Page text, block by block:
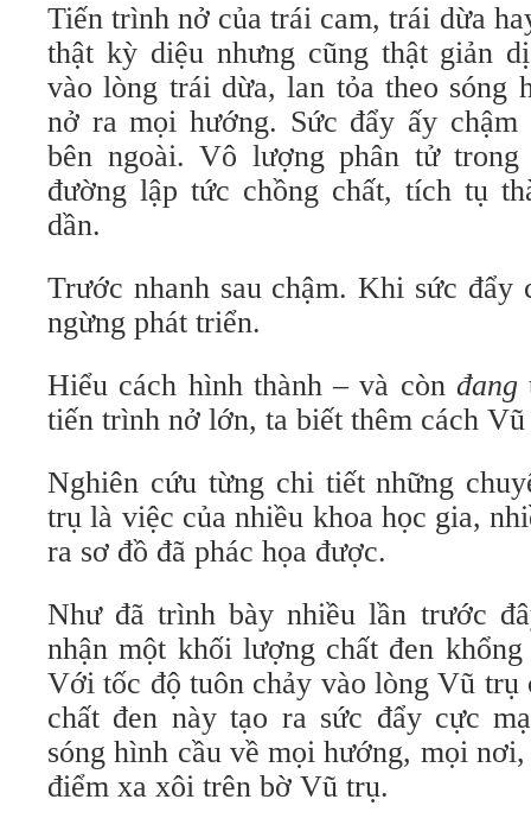
Tiến trình nở của trái cam, trái dừa
thật kỳ diệu nhưng cũng thật giản
vào lòng trái dừa, lan tỏa theo sóng
nở ra mọi hướng. Sức đẩy ấy chậm
bên ngoài. Vô lượng phân tử
đường lập tức chồng chất, tích tụ
dần.
Trước nhanh sau chậm. Khi sức đẩy
ngừng phát triển.
Hiểu cách hình thành – và còn đang
tiến trình nở lớn, ta biết thêm cách
Nghiên cứu từng chi tiết những
trụ là việc của nhiều khoa học gia,
ra sơ đồ đã phác họa được.
Như đã trình bày nhiều lần trước
nhận một khối lượng chất đen
Với tốc độ tuôn chảy vào lòng Vũ trụ
chất đen này tạo ra sức đẩy cực
sóng hình cầu về mọi hướng, mọi
điểm xa xôi trên bờ Vũ trụ.